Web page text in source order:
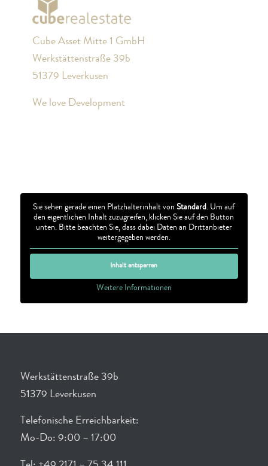
Cube Asset Mitte 1 GmbH
Werkstättenstraße 39b
51379 Leverkusen
We love Development
Sie sehen gerade einen Platzhalterinhalt vonStandard. Um auf
den eigentlichen Inhalt zuzugreifen, klicken Sie auf den Button
unten. Bitte beachten Sie, dass dabei Daten an Drittanbieter
weitergegeben werden.
Inhalt entsperren
Weitere Informationen
Werkstättenstraße 39b
51379 Leverkusen
Telefonische Erreichbarkeit:
Mo-Do: 9:00 – 17:00